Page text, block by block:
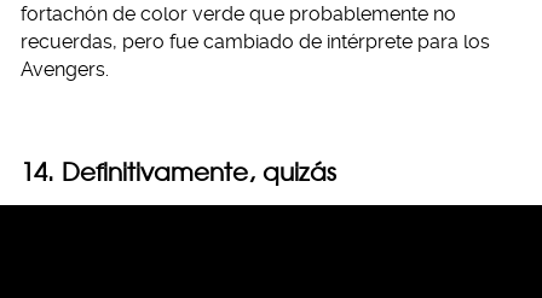
fortachón de color verde que probablemente no
recuerdas, pero fue cambiado de intérprete para los
Avengers.
14. Definitivamente, quizás